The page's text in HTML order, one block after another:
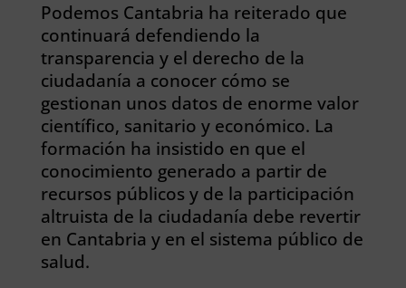
Podemos Cantabria ha reiterado que
continuará defendiendo la
transparencia y el derecho de la
ciudadanía a conocer cómo se
gestionan unos datos de enorme valor
científico, sanitario y económico. La
formación ha insistido en que el
conocimiento generado a partir de
recursos públicos y de la participación
altruista de la ciudadanía debe revertir
en Cantabria y en el sistema público de
salud.